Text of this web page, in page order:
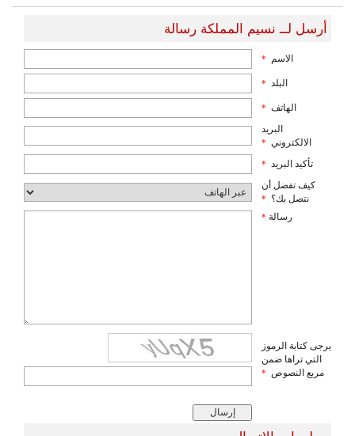
أرسل لــ نسيم المملكة رسالة
الاسم *
البلد *
الهاتف *
البريد
الالكتروني *
تأكيد البريد *
كيف تفضل أن
نتصل بك؟ *
رسالة *
يرجى كتابة الرموز
التي تراها ضمن
مربع النصوص *